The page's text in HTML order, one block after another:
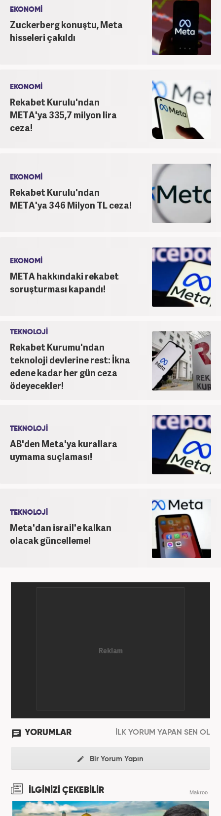
EKONOMİ
Zuckerberg konuştu, Meta
hisseleri çakıldı
EKONOMİ
Rekabet Kurulu'ndan
META'ya 335,7 milyon lira
ceza!
EKONOMİ
Rekabet Kurulu'ndan
META'ya 346 Milyon TL ceza!
EKONOMİ
META hakkındaki rekabet
soruşturması kapandı!
TEKNOLOJİ
Rekabet Kurumu'ndan
teknoloji devlerine rest: İkna
edene kadar her gün ceza
ödeyecekler!
TEKNOLOJİ
AB'den Meta'ya kurallara
uymama suçlaması!
TEKNOLOJİ
Meta'dan israil'e kalkan
olacak güncelleme!
YORUMLAR İLK YORUM YAPAN SEN OL
Bir Yorum Yapın
İLGİNİZİ ÇEKEBİLİR Makroo